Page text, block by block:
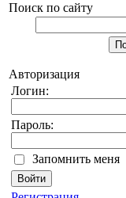
Поиск по сайту
Авторизация
Логин:
Пароль:
Запомнить меня